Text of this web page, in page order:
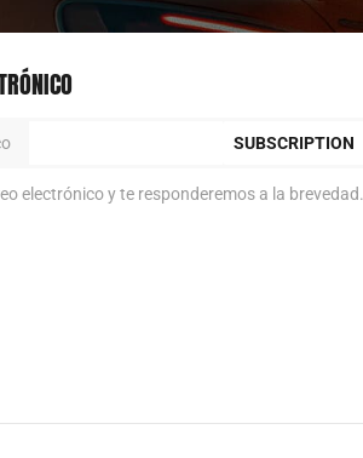
SUBSCRIPTION
electrónico y te responderemos a la brevedad.